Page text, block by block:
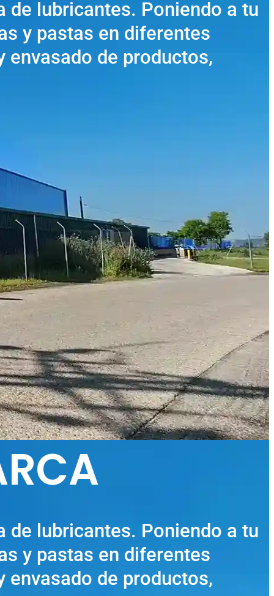
de lubricantes. Poniendo a tu
y pastas en diferentes
de productos,
de lubricantes. Poniendo a tu
y pastas en diferentes
de productos,